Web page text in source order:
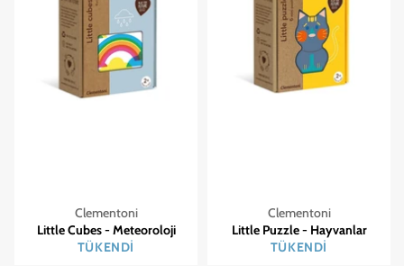
Clementoni
Little Cubes - Meteoroloji
TÜKENDI
Clementoni
Little Puzzle - Hayvanlar
TÜKENDI